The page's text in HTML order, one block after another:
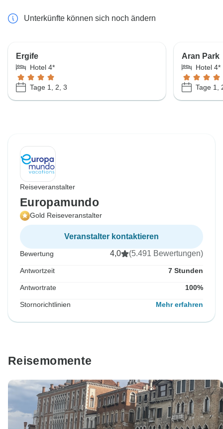
Unterkünfte können sich noch ändern
Ergife
Hotel 4*
Tage 1, 2, 3
Aran Park
Hotel 4*
Tage 1,
Reiseveranstalter
Europamundo
Gold Reiseveranstalter
Veranstalter kontaktieren
Bewertung 4,0 (5.491 Bewertungen)
Antwortzeit 7 Stunden
Antwortrate 100%
Stornorichtlinien Mehr erfahren
Reisemomente